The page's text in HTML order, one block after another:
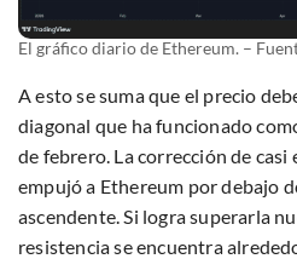
El gráfico diario de Ethereum. –
A esto se suma que el precio
diagonal que ha funcionado
de febrero. La corrección de casi
empujó a Ethereum por debajo
ascendente. Si logra superarla
resistencia se encuentra